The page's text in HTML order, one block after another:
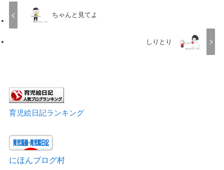
ちゃんと見てよ
しりとり
育児絵日記ランキング
にほんブログ村